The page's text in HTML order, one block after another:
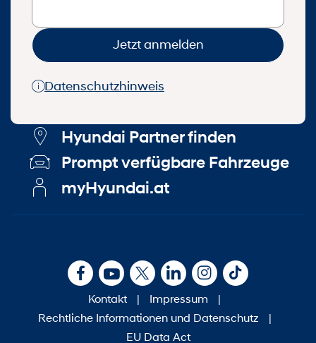
Jetzt anmelden
Datenschutzhinweis
Hyundai Partner finden
Prompt verfügbare Fahrzeuge
myHyundai.at
Kontakt | Impressum
|
Rechtliche Informationen und Datenschutz
|
EU Data Act